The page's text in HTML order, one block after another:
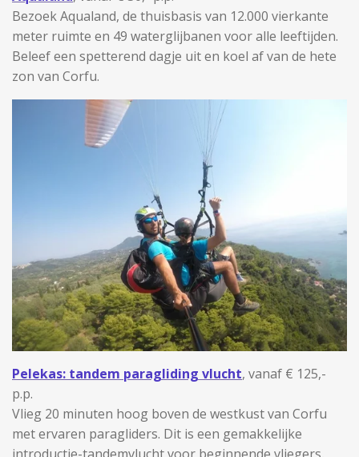
Bezoek Aqualand, de thuisbasis van 12.000 vierkante
meter ruimte en 49 waterglijbanen voor alle leeftijden.
Beleef een spetterend dagje uit en koel af van de hete
zon van Corfu.
Pelekas: tandem paragliding vlucht, vanaf € 125,-
p.p.
Vlieg 20 minuten hoog boven de westkust van Corfu
met ervaren paragliders. Dit is een gemakkelijke